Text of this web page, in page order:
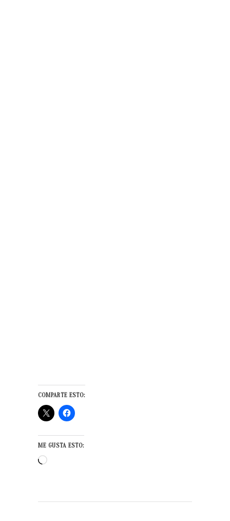
COMPARTE ESTO:
ME GUSTA ESTO:
Cargando...